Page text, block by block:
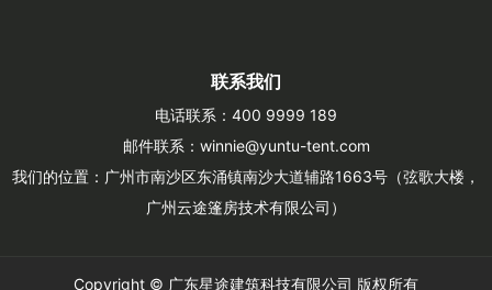
联系我们
电话联系：400 9999 189
邮件联系：winnie@yuntu-tent.com
我们的位置：广州市南沙区东涌镇南沙大道辅路1663号（弦歌大楼，
广州云途篷房技术有限公司）
Copyright © 广东星途建筑科技有限公司 版权所有